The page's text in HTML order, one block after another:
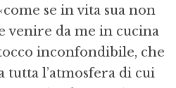
se in vita sua non
venire da me in cucina
inconfondibile, che
tutta l’atmosfera di cui